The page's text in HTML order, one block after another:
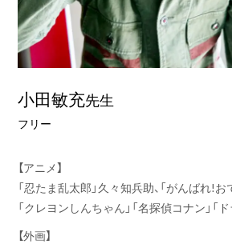
小田敏充先生
フリー
【アニメ】
「忍たま乱太郎」久々知兵助、「がんばれ!お
「クレヨンしんちゃん」「名探偵コナン」「
【外画】